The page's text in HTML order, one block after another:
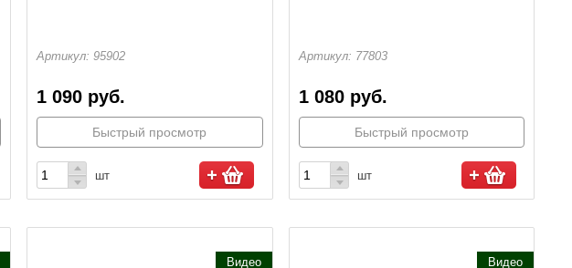
Артикул: 95902
1 090 руб.
Быстрый просмотр
шт
Артикул: 77803
1 080 руб.
Быстрый просмотр
шт
Видео Видео